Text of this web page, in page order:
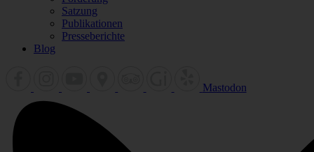
Satzung
Publikationen
Presseberichte
Blog
Mastodon